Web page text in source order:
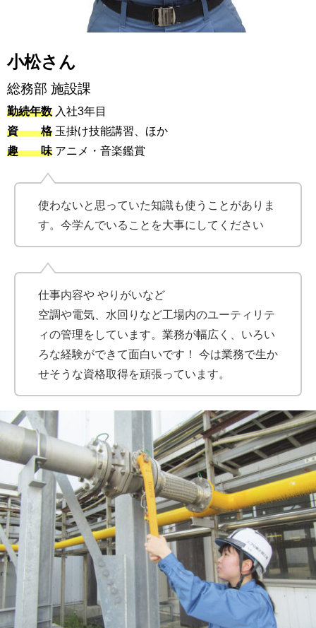
小松さん
総務部 施設課
勤続年数 入社3年目
資 格玉掛け技能講習、ほか
趣 味 アニメ・音楽鑑賞
使わないと思っていた知識も使うことがありま
す。今学んでいることを大事にしてください
仕事内容や やりがいなど
空調や電気、水回りなど工場内のユーティリテ
ィの管理をしています。業務が幅広く、いろい
ろな経験ができて面白いです！ 今は業務で生か
せそうな資格取得を頑張っています。